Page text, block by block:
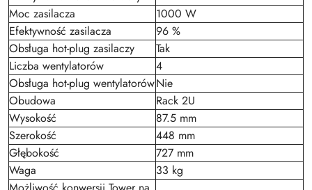
Moc zasilacza
1000 W
Efektywność zasilacza
96 %
Obsługa hot-plug zasilaczy
Tak
Liczba wentylatorów
4
Obsługa hot-plug wentylatorówNie
Obudowa
Rack 2U
Wysokość
87.5 mm
Szerokość
448 mm
Głębokość
727 mm
Waga
33 kg